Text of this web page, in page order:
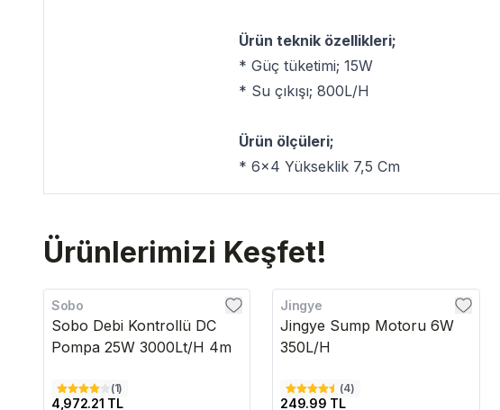
Ürün teknik özellikleri;
* Güç tüketimi; 15W
* Su çıkışı; 800L/H
Ürün ölçüleri;
* 6x4 Yükseklik 7,5 Cm
Ürünlerimizi Keşfet!
Sobo
Sobo Debi Kontrollü DC
Pompa 25W 3000Lt/H 4m
(1)
4,972.21 TL
Jingye
Jingye Sump Motoru 6W
350L/H
(4)
249.99 TL